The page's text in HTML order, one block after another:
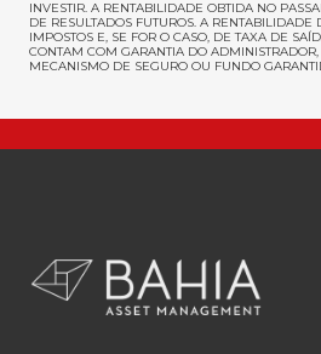
| ENG
INVESTIR. A RENTABILIDADE OBTIDA NO
DE RESULTADOS FUTUROS. A
IMPOSTOS E, SE FOR O CASO, DE TAXA DE
CONTAM COM GARANTIA DO
MECANISMO DE SEGURO OU FUNDO